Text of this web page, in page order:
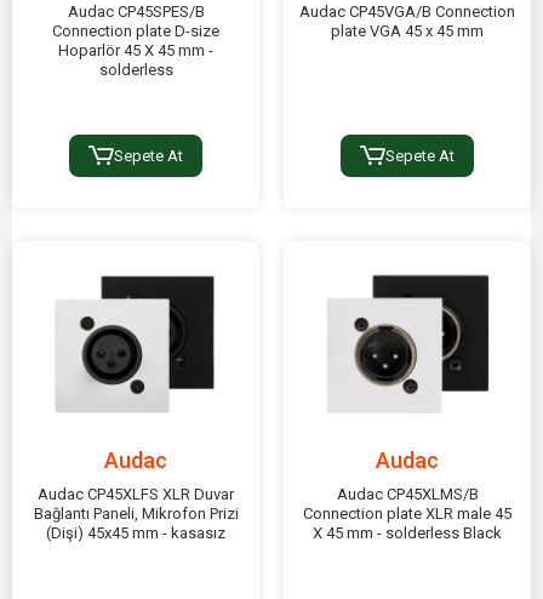
Audac CP45SPES/B
Connection plate D-size
Hoparlör 45 X 45 mm -
solderless
Sepete At
Audac CP45VGA/B Connection
plate VGA 45 x 45 mm
Sepete At
Audac
Audac CP45XLFS XLR Duvar
Bağlantı Paneli, Mikrofon Prizi
(Dişi) 45x45 mm - kasasız
Audac
Audac CP45XLMS/B
Connection plate XLR male 45
X 45 mm - solderless Black